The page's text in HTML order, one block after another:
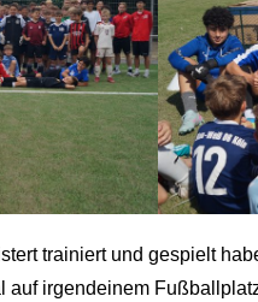
trainiert und gespielt
irgendeinem